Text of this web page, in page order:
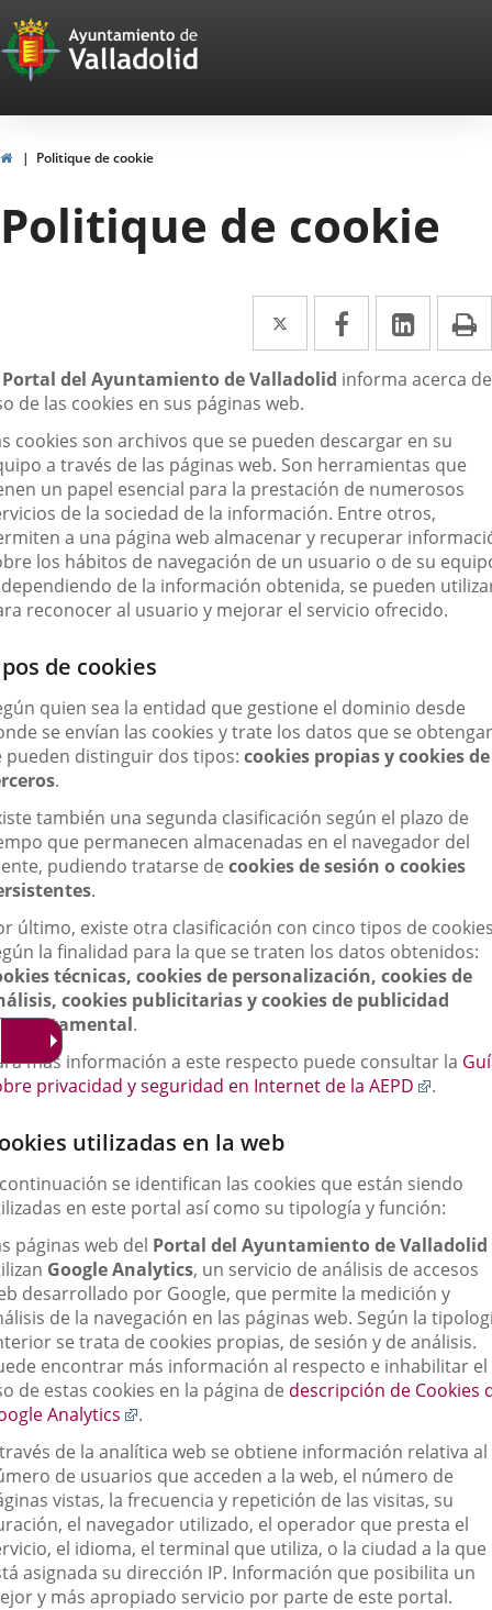
Portal
Web
del
Ayuntamiento
de
Valladolid
InicioPolitique de cookie
Politique de cookie
Twitter
Enlace
a
una
aplicación
externa.
Facebook
Enlace
a
una
externa.
Enlace
a
una
Portal del Ayuntamiento de Valladolid informa acerca
de las cookies en sus páginas web.
cookies son archivos que se pueden descargar en su
a través de las páginas web. Son herramientas que
un papel esencial para la prestación de numerosos
de la sociedad de la información. Entre otros,
a una página web almacenar y recuperar
los hábitos de navegación de un usuario o de su
de la información obtenida, se pueden
reconocer al usuario y mejorar el servicio ofrecido.
de cookies
quien sea la entidad que gestione el dominio desde
se envían las cookies y trate los datos que se
pueden distinguir dos tipos: cookies propias y cookies de
.
también una segunda clasificación según el plazo de
que permanecen almacenadas en el navegador del
pudiendo tratarse de cookies de sesión o cookies
.
último, existe otra clasificación con cinco tipos de
la finalidad para la que se traten los datos obtenidos:
técnicas, cookies de personalización, cookies de
cookies publicitarias y cookies de publicidad
.
más información a este respecto puede consultar la
privacidad y seguridad en Internet de la AEPD
Enlace
.
utilizadas en la web
se identifican las cookies que están siendo
en este portal así como su tipología y función:
páginas web del Portal del Ayuntamiento de Valladolid
Google Analytics, un servicio de análisis de accesos
desarrollado por Google, que permite la medición y
de la navegación en las páginas web. Según la
se trata de cookies propias, de sesión y de análisis.
encontrar más información al respecto e inhabilitar el
de estas cookies en la página de descripción de Cookies
Analytics
Enlace
una
aplicación
externa.
.
de la analítica web se obtiene información relativa al
de usuarios que acceden a la web, el número de
vistas, la frecuencia y repetición de las visitas, su
el navegador utilizado, el operador que presta el
el idioma, el terminal que utiliza, o la ciudad a la que
asignada su dirección IP. Información que posibilita un
y más apropiado servicio por parte de este portal.